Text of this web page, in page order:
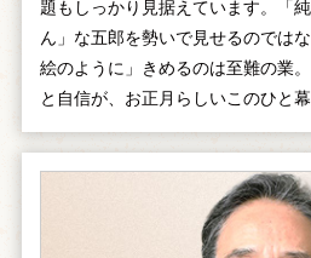
題もしっかり見据えています。「
ん」な五郎を勢いで見せるのでは
絵のように」きめるのは至難の業
と自信が、お正月らしいこのひと幕